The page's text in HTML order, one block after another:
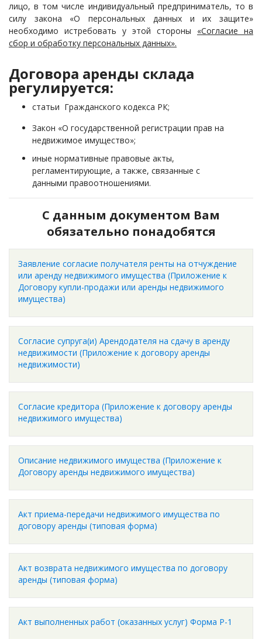
лицо, в том числе индивидуальный предприниматель, то в
силу закона «О персональных данных и их защите»
необходимо истребовать у этой стороны «Согласие на
сбор и обработку персональных данных».
Договора аренды склада
регулируется:
статьи Гражданского кодекса РК;
Закон «О государственной регистрации прав на
недвижимое имущество»;
иные нормативные правовые акты,
регламентирующие, а также, связанные с
данными правоотношениями.
С данным документом Вам
обязательно понадобятся
Заявление согласие получателя ренты на отчуждение
или аренду недвижимого имущества (Приложение к
Договору купли-продажи или аренды недвижимого
имущества)
Согласие супруга(и) Арендодателя на сдачу в аренду
недвижимости (Приложение к договору аренды
недвижимости)
Согласие кредитора (Приложение к договору аренды
недвижимого имущества)
Описание недвижимого имущества (Приложение к
Договору аренды недвижимого имущества)
Акт приема-передачи недвижимого имущества по
договору аренды (типовая форма)
Акт возврата недвижимого имущества по договору
аренды (типовая форма)
Акт выполненных работ (оказанных услуг) Форма Р-1